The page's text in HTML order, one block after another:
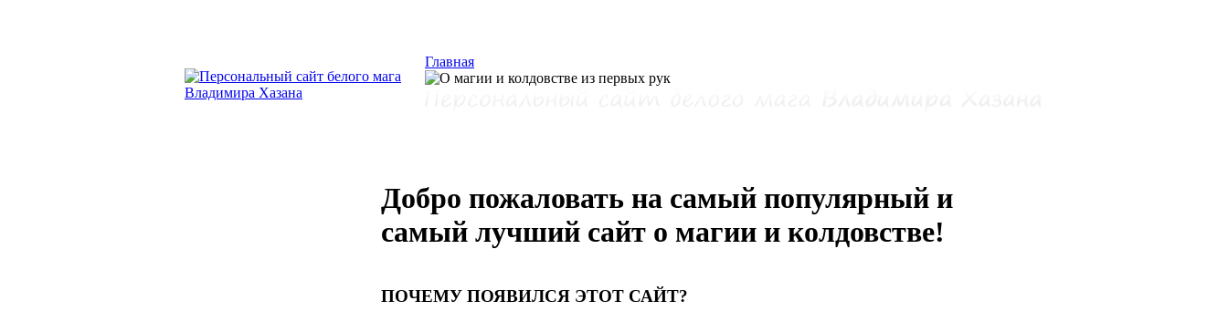
Главная
Добро пожаловать на самый популярный и
самый лучший сайт о магии и колдовстве!
ПОЧЕМУ ПОЯВИЛСЯ ЭТОТ САЙТ?